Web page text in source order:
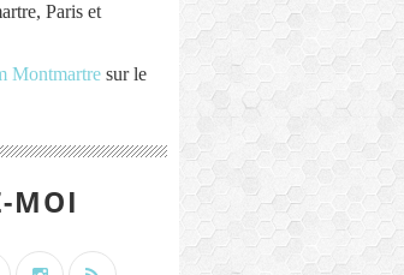
Paris et
Montmartre sur le
MOI